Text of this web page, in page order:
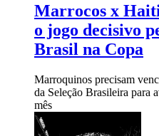
Marrocos x
o jogo decisivo
Brasil na Copa
Marroquinos precisam
da Seleção Brasileira para
mês